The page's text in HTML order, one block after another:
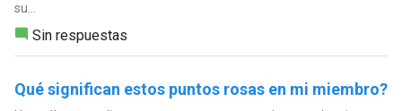
su...
Sin respuestas
Qué significan estos puntos rosas en mi miembro?